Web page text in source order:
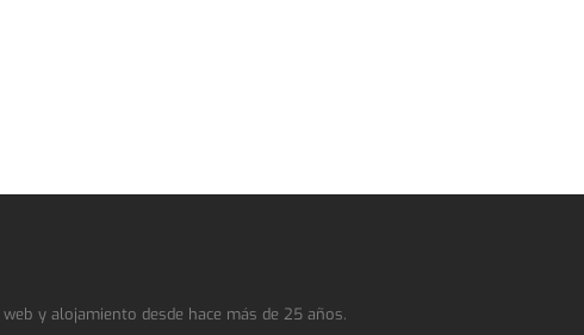
y alojamiento desde hace más de 25 años.